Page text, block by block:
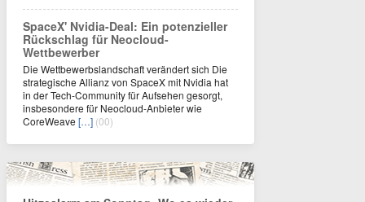
SpaceX' Nvidia-Deal: Ein potenzieller
Rückschlag für Neocloud-
Wettbewerber
Die Wettbewerbslandschaft verändert sich Die
strategische Allianz von SpaceX mit Nvidia hat
in der Tech-Community für Aufsehen gesorgt,
insbesondere für Neocloud-Anbieter wie
CoreWeave […] (00)